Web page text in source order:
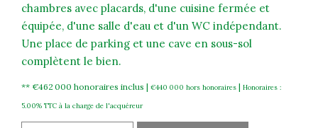
chambres avec placards, d'une cuisine fermée et
équipée, d'une salle d'eau et d'un WC indépendant.
Une place de parking et une cave en sous-sol
complètent le bien.
** €462 000 honoraires inclus | €440 000 hors honoraires | Honoraires :
5.00% TTC à la charge de l'acquéreur